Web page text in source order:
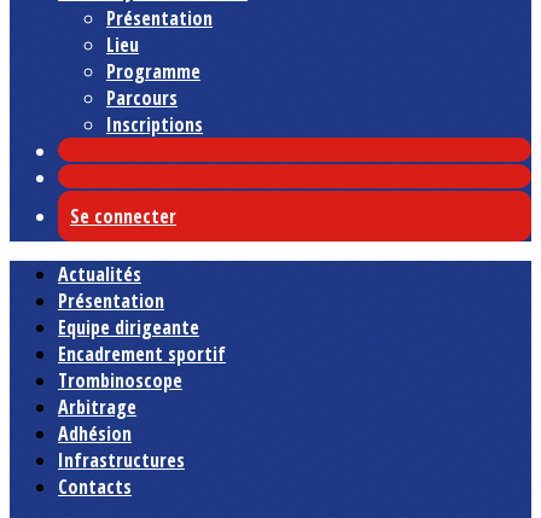
Présentation
Lieu
Programme
Parcours
Inscriptions
Se connecter
Actualités
Présentation
Equipe dirigeante
Encadrement sportif
Trombinoscope
Arbitrage
Adhésion
Infrastructures
Contacts